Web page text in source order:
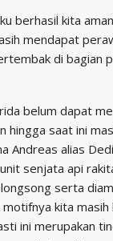
berhasil kita
mendapat
di bagian
belum dapat
hingga saat ini
Andreas alias
senjata api
serta
kita masih
ini merupakan